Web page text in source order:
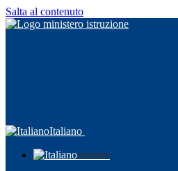
Salta al contenuto
Italiano
Italiano